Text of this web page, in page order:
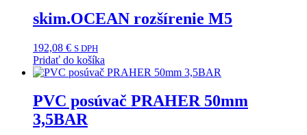
skim.OCEAN rozšírenie M5
192,08 € S DPH
Pridať do košíka
PVC posúvač PRAHER 50mm
3,5BAR